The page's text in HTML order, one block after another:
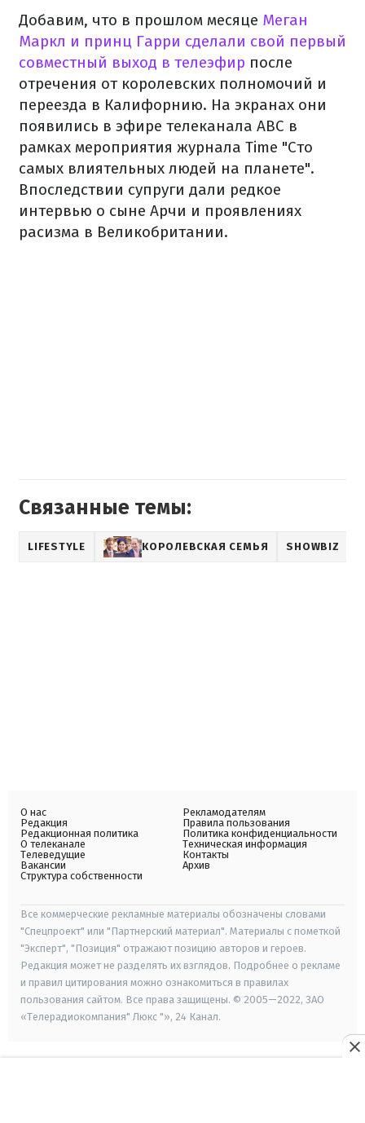
Добавим, что в прошлом месяце Меган
Маркл и принц Гарри сделали свой первый
совместный выход в телеэфир после
отречения от королевских полномочий и
переезда в Калифорнию. На экранах они
появились в эфире телеканала ABC в
рамках мероприятия журнала Time "Сто
самых влиятельных людей на планете".
Впоследствии супруги дали редкое
интервью о сыне Арчи и проявлениях
расизма в Великобритании.
Связанные темы:
LIFESTYLE КОРОЛЕВСКАЯ СЕМЬЯ SHOWBIZ
О нас
Редакция
Редакционная политика
О телеканале
Телеведущие
Вакансии
Структура собственности
Рекламодателям
Правила пользования
Политика конфиденциальности
Техническая информация
Контакты
Архив
Все коммерческие рекламные материалы обозначены словами
"Спецпроект" или "Партнерский материал". Материалы с пометкой
"Эксперт", "Позиция" отражают позицию авторов и героев.
Редакция может не разделять их взглядов. Подробнее о рекламе
и правил цитирования можно ознакомиться в правилах
пользования сайтом. Все права защищены. © 2005—2022, ЗАО
«Телерадиокомпания" Люкс "», 24 Канал.